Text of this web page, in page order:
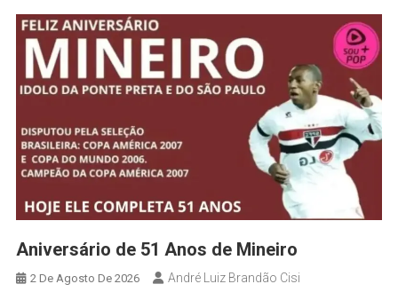
Aniversário de 51 Anos de Mineiro
2 De Agosto De 2026 André Luiz Brandão Cisi